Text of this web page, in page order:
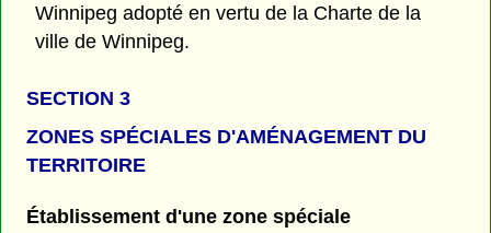
Winnipeg adopté en vertu de la Charte de la
ville de Winnipeg.
SECTION 3
ZONES SPÉCIALES D'AMÉNAGEMENT DU
TERRITOIRE
Établissement d'une zone spéciale